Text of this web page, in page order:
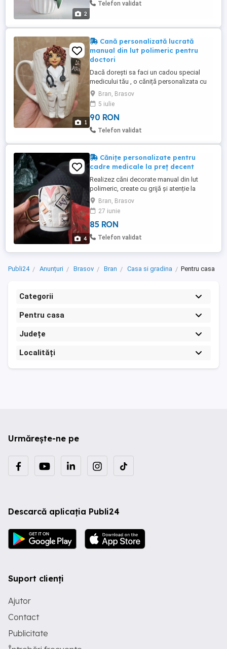
2
Telefon validat
1
Cană personalizată lucrată
manual din lut polimeric pentru
doctori
Dacă dorești sa faci un cadou special
medicului tău , o căniță personalizata cu
figurina din lut polimeric poate fi soluția.
Lucrată cu multă dragoste și grijă, ea
poate aduce zâmbește și bucurie multă.
Fiecare caniță e personalizata în funcție
de ceea ce dorești să fie pe cană, de la
Bran, Brasov
5 iulie
90 RON
Telefon validat
4
Cănițe personalizate pentru
cadre medicale la preț decent
Realizez căni decorate manual din lut
polimeric, create cu grijă și atenție la
fiecare detaliu. Sunt cadoul perfect pentru
cei dragi care merită o amintire specială.
Personalizare după preferințe Modele
unice, lucrate manual Comenzile se
realizează pe bază de programare, așa că
Bran, Brasov
27 iunie
85 RON
Telefon validat
Publi24 Anunțuri Brasov Bran Casa si gradina Pentru casa
Categorii
Pentru casa
Județe
Localități
Urmărește-ne pe
Descarcă aplicația Publi24
Suport clienți
Ajutor
Contact
Publicitate